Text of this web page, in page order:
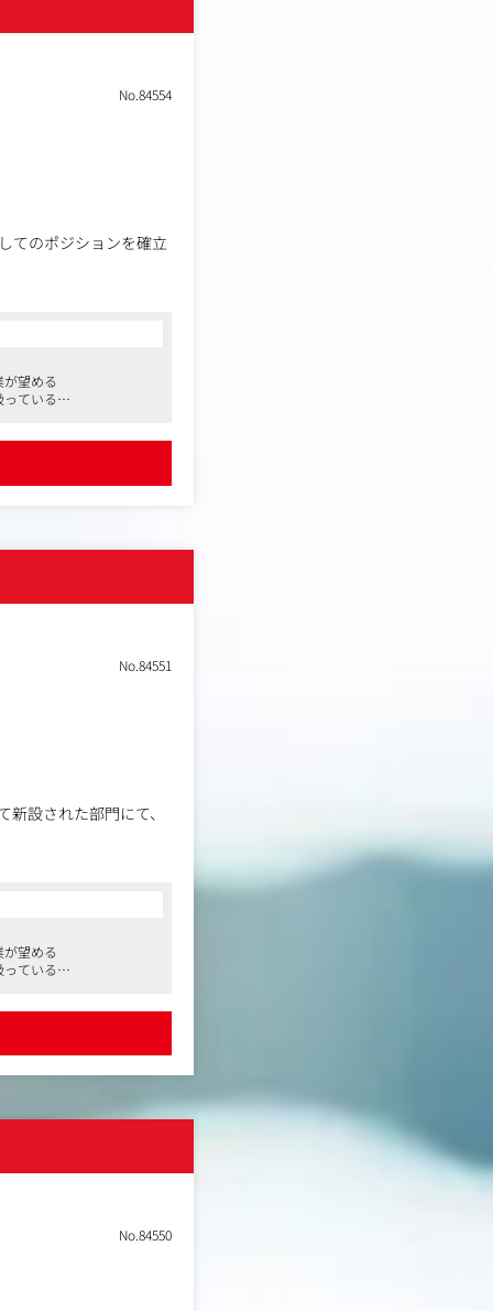
No.84554
てのポジションを確立
イベントの企画・実
パートナー企業と連
きる
業領域に挑戦するな
望める
ている
No.84551
設された部門にて、
向けて、様々なパー
でスキルアップするこ
望める
ている
No.84550